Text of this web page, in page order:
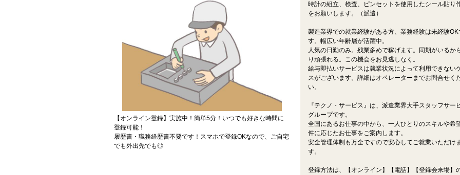
【オンライン登録】実施中！簡単5分！いつでも好きな時間に
登録可能！
履歴書・職務経歴書不要です！スマホで登録OKなので、ご自宅
でも外出先でも◎
時計の組立、検査、ピンセットを使用したシール貼り
をお願いします。（派遣）
製造業界での就業経験がある方、業務経験は未経験OK
す。幅広い年齢層が活躍中。
人気の日勤のみ。残業多めで稼げます。同期がいるか
り頑張れる。この機会をお見逃しなく。
給与即払いサービスは就業状況によって利用できない
スがございます。詳細はオペレーターまでお問合せく
い。
『テクノ・サービス』は、派遣業界大手スタッフサー
グループです。
全国にあるお仕事の中から、一人ひとりのスキルや希
件に応じたお仕事をご案内します。
安全管理体制も万全ですので安心してご就業いただけま
す。
登録方法は、【オンライン】【電話】【登録会来場】